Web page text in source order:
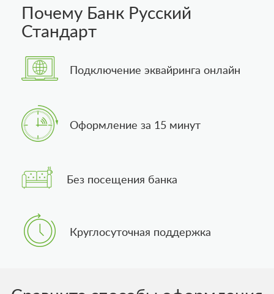
Почему Банк Русский
Стандарт
Подключение эквайринга онлайн
Оформление за 15 минут
Без посещения банка
Круглосуточная поддержка